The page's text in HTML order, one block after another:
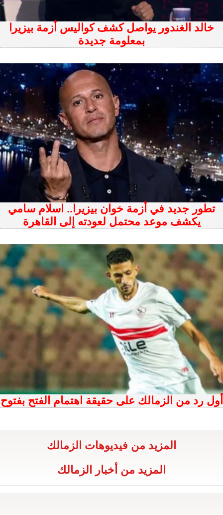
خالد الغندور يواصل كشف كواليس أزمة بيزيرا
بمعلومة جديدة
تطور جديد في أزمة خوان بيزيرا.. اسلام سامي
يكشف موعد محتمل لعودته إلى القاهرة
أول رد من الزمالك على حقيقة اهتمام الفتح بفتوح
المزيد من فيديوهات الزمالك
المزيد من أخبار الزمالك